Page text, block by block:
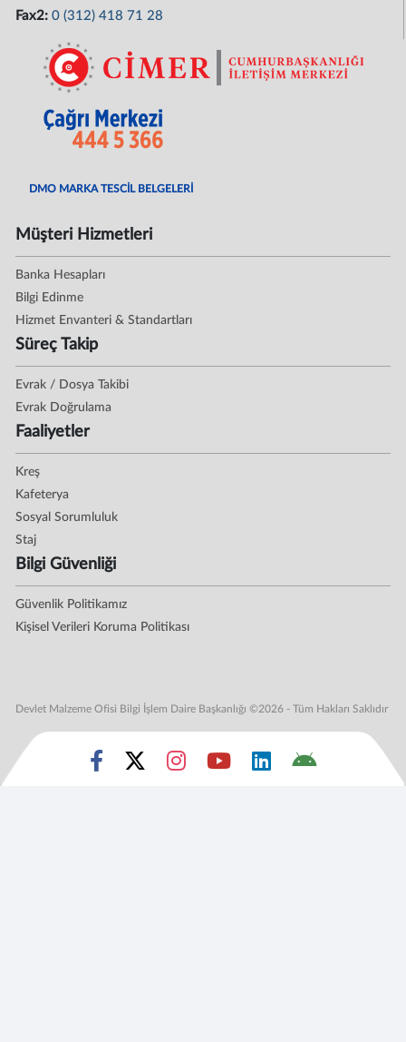
Fax2:0 (312) 418 71 28
DMO MARKA TESCİL BELGELERİ
Müşteri Hizmetleri
Banka Hesapları
Bilgi Edinme
Hizmet Envanteri & Standartları
Süreç Takip
Evrak / Dosya Takibi
Evrak Doğrulama
Faaliyetler
Kreş
Kafeterya
Sosyal Sorumluluk
Staj
Bilgi Güvenliği
Güvenlik Politikamız
Kişisel Verileri Koruma Politikası
Devlet Malzeme Ofisi Bilgi İşlem Daire Başkanlığı ©2026 - Tüm Hakları Saklıdır